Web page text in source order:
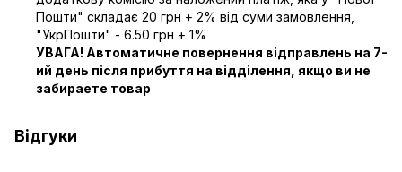
Пошти" складає 20 грн + 2% від суми замовлення,
"УкрПошти" - 6.50 грн + 1%
УВАГА! Автоматичне повернення відправлень на 7-
ий день після прибуття на відділення, якщо ви не
забираете товар
Відгуки